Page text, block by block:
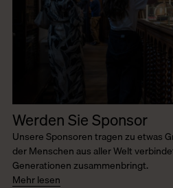
Werden Sie Sponsor
Unsere Sponsoren tragen zu etwas
der Menschen aus aller Welt
Generationen zusammenbringt.
Mehr lesen